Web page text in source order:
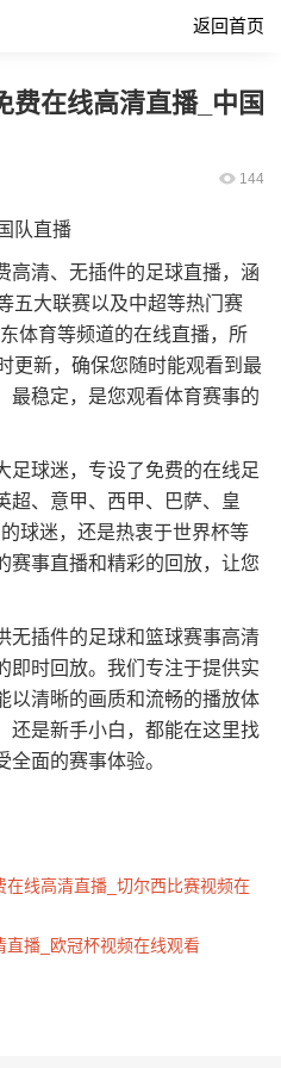
返回首页
费在线高清直播_中国
144
高清、无插件的足球直播，涵
五大联赛以及中超等热门赛
体育等频道的在线直播，所
更新，确保您随时能观看到最
最稳定，是您观看体育赛事的
足球迷，专设了免费的在线足
超、意甲、西甲、巴萨、皇
球迷，还是热衷于世界杯等
赛事直播和精彩的回放，让您
无插件的足球和篮球赛事高清
即时回放。我们专注于提供实
以清晰的画质和流畅的播放体
还是新手小白，都能在这里找
面的赛事体验。
线高清直播_切尔西比赛视频在
直播_欧冠杯视频在线观看